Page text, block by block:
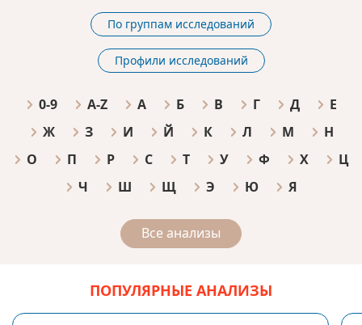
По группам исследований
Профили исследований
0-9 A-Z А Б В Г Д
Е
Ж
З И Й К Л М
Н
О
П Р С Т У Ф Х
Ц
Ч
Ш Щ Э Ю Я
Все анализы
ПОПУЛЯРНЫЕ АНАЛИЗЫ